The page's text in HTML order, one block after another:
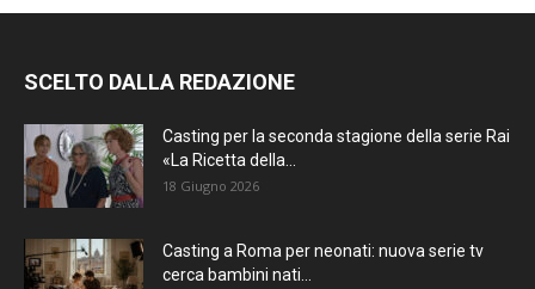
SCELTO DALLA REDAZIONE
Casting per la seconda stagione della serie Rai
«La Ricetta della...
18 Giugno 2026
Casting a Roma per neonati: nuova serie tv
cerca bambini nati...